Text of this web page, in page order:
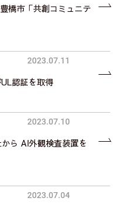
橋市「共創コミュニテ
認証を取得
2023.07.11
ら AI外観検査装置を
2023.07.10
2023.07.04